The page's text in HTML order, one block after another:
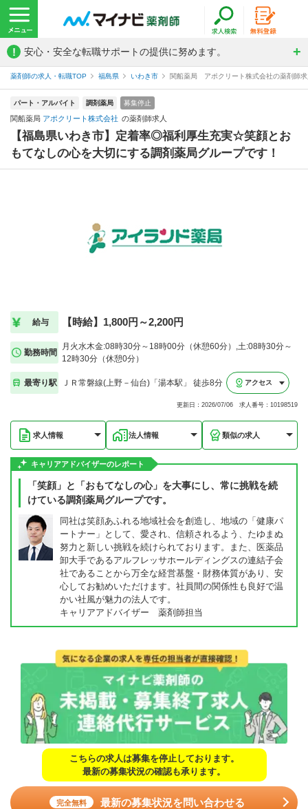
! 安心・安全な転職サポートの提供に努めます。
薬剤師の求人・転職TOP 福島県 いわき市 関船薬局 アポクリート株式会社の薬剤師
パート・アルバイト 調剤薬局 募集停止
関船薬局 アポクリート株式会社 の薬剤師求人
【福島県いわき市】定着率◎福利厚生充実☆笑顔とお
もてなしの心を大切にする調剤薬局グループです！
給与 【時給】1,800円～2,200円
勤務時間
月火水木金:08時30分～18時00分（休憩60分）,土:08時30分～
12時30分（休憩0分）
最寄り駅 ＪＲ常磐線(上野－仙台)「湯本駅」 徒歩8分 アクセス
更新日：2026/07/06 求人番号：10198519
求人情報 法人情報 類似の求人
キャリアアドバイザーのレポート
「笑顔」と「おもてなしの心」を大事にし、常に挑戦を続
けている調剤薬局グループです。
同社は笑顔あふれる地域社会を創造し、地域の「健康パ
ートナー」として、愛され、信頼されるよう、たゆまぬ
努力と新しい挑戦を続けられております。また、医薬品
卸大手であるアルフレッサホールディングスの連結子会
社であることから万全な経営基盤・財務体質があり、安
心してお勧めいただけます。社員間の関係性も良好で温
かい社風が魅力の法人です。
キャリアアドバイザー 薬剤師担当
こちらの求人は募集を停止しております。
最新の募集状況の確認も承ります。
完全無料 最新の募集状況を問い合わせる